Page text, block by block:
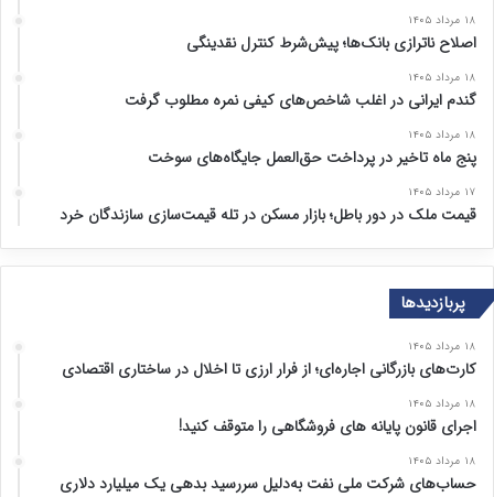
۱۸ مرداد ۱۴۰۵
اصلاح ناترازی بانک‌ها؛ پیش‌شرط کنترل نقدینگی
۱۸ مرداد ۱۴۰۵
گندم ایرانی در اغلب شاخص‌های کیفی نمره مطلوب گرفت
۱۸ مرداد ۱۴۰۵
پنج ماه تاخیر در پرداخت حق‌العمل جایگاه‌های سوخت
۱۷ مرداد ۱۴۰۵
قیمت ملک در دور باطل؛ بازار مسکن در تله قیمت‌سازی سازندگان خرد
پربازدیدها
۱۸ مرداد ۱۴۰۵
کارت‌های بازرگانی اجاره‌ای؛ از فرار ارزی تا اخلال در ساختاری اقتصادی
۱۸ مرداد ۱۴۰۵
اجرای قانون پایانه های فروشگاهی را متوقف کنید!
۱۸ مرداد ۱۴۰۵
حساب‌های شرکت ملی نفت به‌دلیل سررسید بدهی یک میلیارد دلاری